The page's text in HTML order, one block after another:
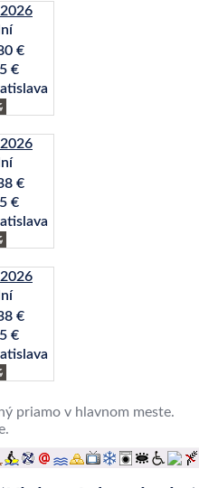
€
€
€
€
€
€
priamo v hlavnom meste.